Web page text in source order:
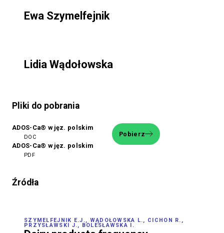
Ewa Szymelfejnik
Lidia Wądołowska
Pliki do pobrania
ADOS-Ca® w jęz. polskim
DOC
ADOS-Ca® w jęz. polskim
PDF
Pobierz
Źródła
SZYMELFEJNIK E.J., WĄDOŁOWSKA L., CICHON R.,
PRZYSŁAWSKI J., BOLESŁAWSKA I.